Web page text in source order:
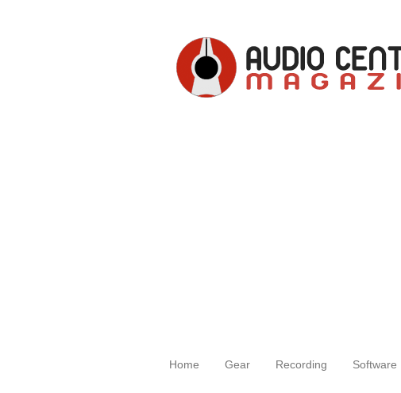
Home Gear Recording Software